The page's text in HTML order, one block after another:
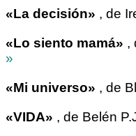
«La decisión» , de
«Lo siento mamá» ,
»
«Mi universo» , de
«VIDA» , de Belén